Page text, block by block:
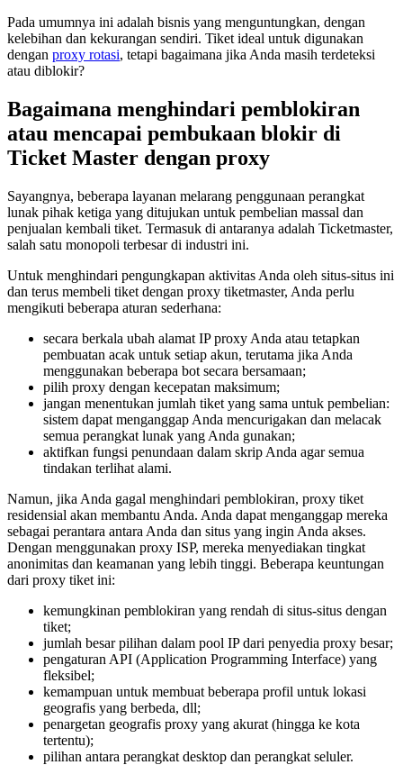
Pada umumnya ini adalah bisnis yang menguntungkan, dengan
kelebihan dan kekurangan sendiri. Tiket ideal untuk digunakan
dengan proxy rotasi, tetapi bagaimana jika Anda masih terdeteksi
atau diblokir?
Bagaimana menghindari pemblokiran
atau mencapai pembukaan blokir di
Ticket Master dengan proxy
Sayangnya, beberapa layanan melarang penggunaan perangkat
lunak pihak ketiga yang ditujukan untuk pembelian massal dan
penjualan kembali tiket. Termasuk di antaranya adalah Ticketmaster,
salah satu monopoli terbesar di industri ini.
Untuk menghindari pengungkapan aktivitas Anda oleh situs-situs ini
dan terus membeli tiket dengan proxy tiketmaster, Anda perlu
mengikuti beberapa aturan sederhana:
secara berkala ubah alamat IP proxy Anda atau tetapkan
pembuatan acak untuk setiap akun, terutama jika Anda
menggunakan beberapa bot secara bersamaan;
pilih proxy dengan kecepatan maksimum;
jangan menentukan jumlah tiket yang sama untuk pembelian:
sistem dapat menganggap Anda mencurigakan dan melacak
semua perangkat lunak yang Anda gunakan;
aktifkan fungsi penundaan dalam skrip Anda agar semua
tindakan terlihat alami.
Namun, jika Anda gagal menghindari pemblokiran, proxy tiket
residensial akan membantu Anda. Anda dapat menganggap mereka
sebagai perantara antara Anda dan situs yang ingin Anda akses.
Dengan menggunakan proxy ISP, mereka menyediakan tingkat
anonimitas dan keamanan yang lebih tinggi. Beberapa keuntungan
dari proxy tiket ini:
kemungkinan pemblokiran yang rendah di situs-situs dengan
tiket;
jumlah besar pilihan dalam pool IP dari penyedia proxy besar;
pengaturan API (Application Programming Interface) yang
fleksibel;
kemampuan untuk membuat beberapa profil untuk lokasi
geografis yang berbeda, dll;
penargetan geografis proxy yang akurat (hingga ke kota
tertentu);
pilihan antara perangkat desktop dan perangkat seluler.